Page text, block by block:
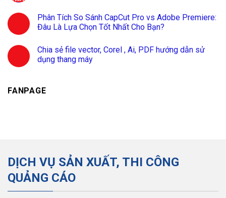
Phân Tích So Sánh CapCut Pro vs Adobe Premiere:
Đâu Là Lựa Chọn Tốt Nhất Cho Bạn?
Chia sẻ file vector, Corel , Ai, PDF hướng dẫn sử
dụng thang máy
FANPAGE
DỊCH VỤ SẢN XUẤT, THI CÔNG
QUẢNG CÁO